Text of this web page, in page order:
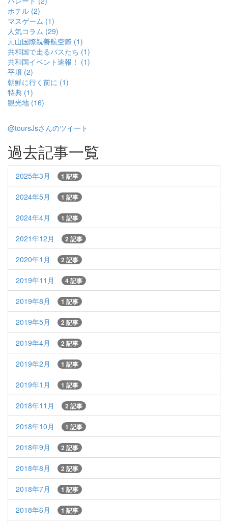
ホテル (2)
マスゲーム (1)
人気コラム (29)
元山国際親善航空際 (1)
共和国で走るバスたち (1)
共和国イベント速報！ (1)
平壌 (2)
朝鮮に行く前に (1)
特典 (1)
観光地 (16)
@toursJsさんのツイート
過去記事一覧
2025年3月 1 記事
2024年5月 1 記事
2024年4月 1 記事
2021年12月 2 記事
2020年1月 2 記事
2019年11月 4 記事
2019年8月 1 記事
2019年5月 2 記事
2019年4月 2 記事
2019年2月 1 記事
2019年1月 1 記事
2018年11月 2 記事
2018年10月 1 記事
2018年9月 2 記事
2018年8月 2 記事
2018年7月 1 記事
2018年6月 1 記事